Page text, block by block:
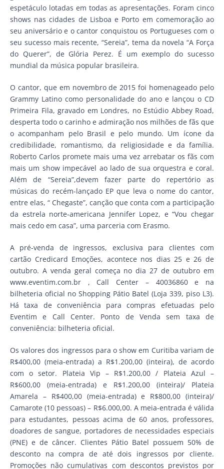
espetáculo lotadas em todas as apresentações. Foram cinco
shows nas cidades de Lisboa e Porto em comemoração ao
seu aniversário e o cantor conquistou os Portugueses com o
seu sucesso mais recente, “Sereia”, tema da novela “A Força
do Querer”, de Glória Perez. É um exemplo do sucesso
mundial da música popular brasileira.
O cantor, que em novembro de 2015 foi homenageado pelo
Grammy Latino como personalidade do ano e lançou o CD
Primeira Fila, gravado em Londres, no Estúdio Abbey Road,
desperta todo o carinho e admiração nos milhões de fãs que
o acompanham pelo Brasil e pelo mundo. Um ícone da
credibilidade, romantismo, da religiosidade e da família.
Roberto Carlos promete mais uma vez arrebatar os fãs com
mais um show impecável ao lado de sua orquestra e coral.
Além de “Sereia”,devem fazer parte do repertório as
músicas do recém-lançado EP que leva o nome do cantor,
entre elas, “ Chegaste”, canção que conta com a participação
da estrela norte-americana Jennifer Lopez, e “Vou chegar
mais cedo em casa”, uma parceria com Erasmo.
A pré-venda de ingressos, exclusiva para clientes com
cartão Credicard Emoções, acontece nos dias 25 e 26 de
outubro. A venda geral começa no dia 27 de outubro em
www.eventim.com.br , Call Center – 40036860 e na
bilheteria oficial no Shopping Pátio Batel (Loja 339, piso L3).
Há taxa de conveniência para compras efetuadas pelo
Eventim e Call Center. Ponto de Venda sem taxa de
conveniência: bilheteria oficial.
Os valores dos ingressos para o show em Curitiba variam de
R$400,00 (meia-entrada) a R$1.200,00 (inteira), de acordo
com o setor. Plateia Vip – R$1.200,00 / Plateia Azul –
R$600,00 (meia-entrada) e R$1.200,00 (inteira)/ Plateia
Amarela – R$400,00 (meia-entrada) e R$800,00 (inteira)/
Camarote (10 pessoas) – R$6.000,00. A meia-entrada é válida
para estudantes, pessoas acima de 60 anos, professores,
doadores de sangue, portadores de necessidades especiais
(PNE) e de câncer. Clientes Pátio Batel possuem 50% de
desconto na compra de até dois ingressos por cliente.
Promoções não cumulativas com descontos previstos por